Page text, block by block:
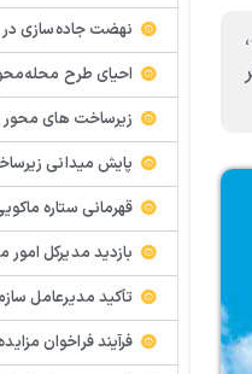
نهضت جاده‌سازی در
احیای طرح محله‌محور در
زیرساخت های محور
پایش میدانی زیرساخت‌های محور
قهرمانی ستاره
بازدید مدیرکل امور
تأکید مدیرعامل سازمان
فرآيند فراخوان مزایده عمومي نوبت